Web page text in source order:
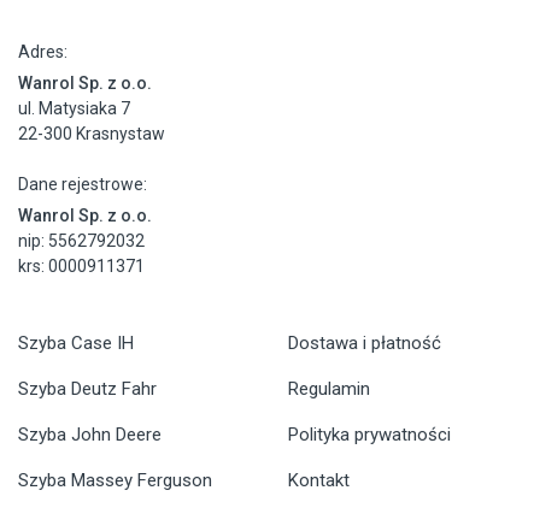
Adres:
Wanrol Sp. z o.o.
ul. Matysiaka 7
22-300 Krasnystaw
Dane rejestrowe:
Wanrol Sp. z o.o.
nip: 5562792032
krs: 0000911371
Szyba Case IH
Szyba Deutz Fahr
Szyba John Deere
Szyba Massey Ferguson
Dostawa i płatność
Regulamin
Polityka prywatności
Kontakt